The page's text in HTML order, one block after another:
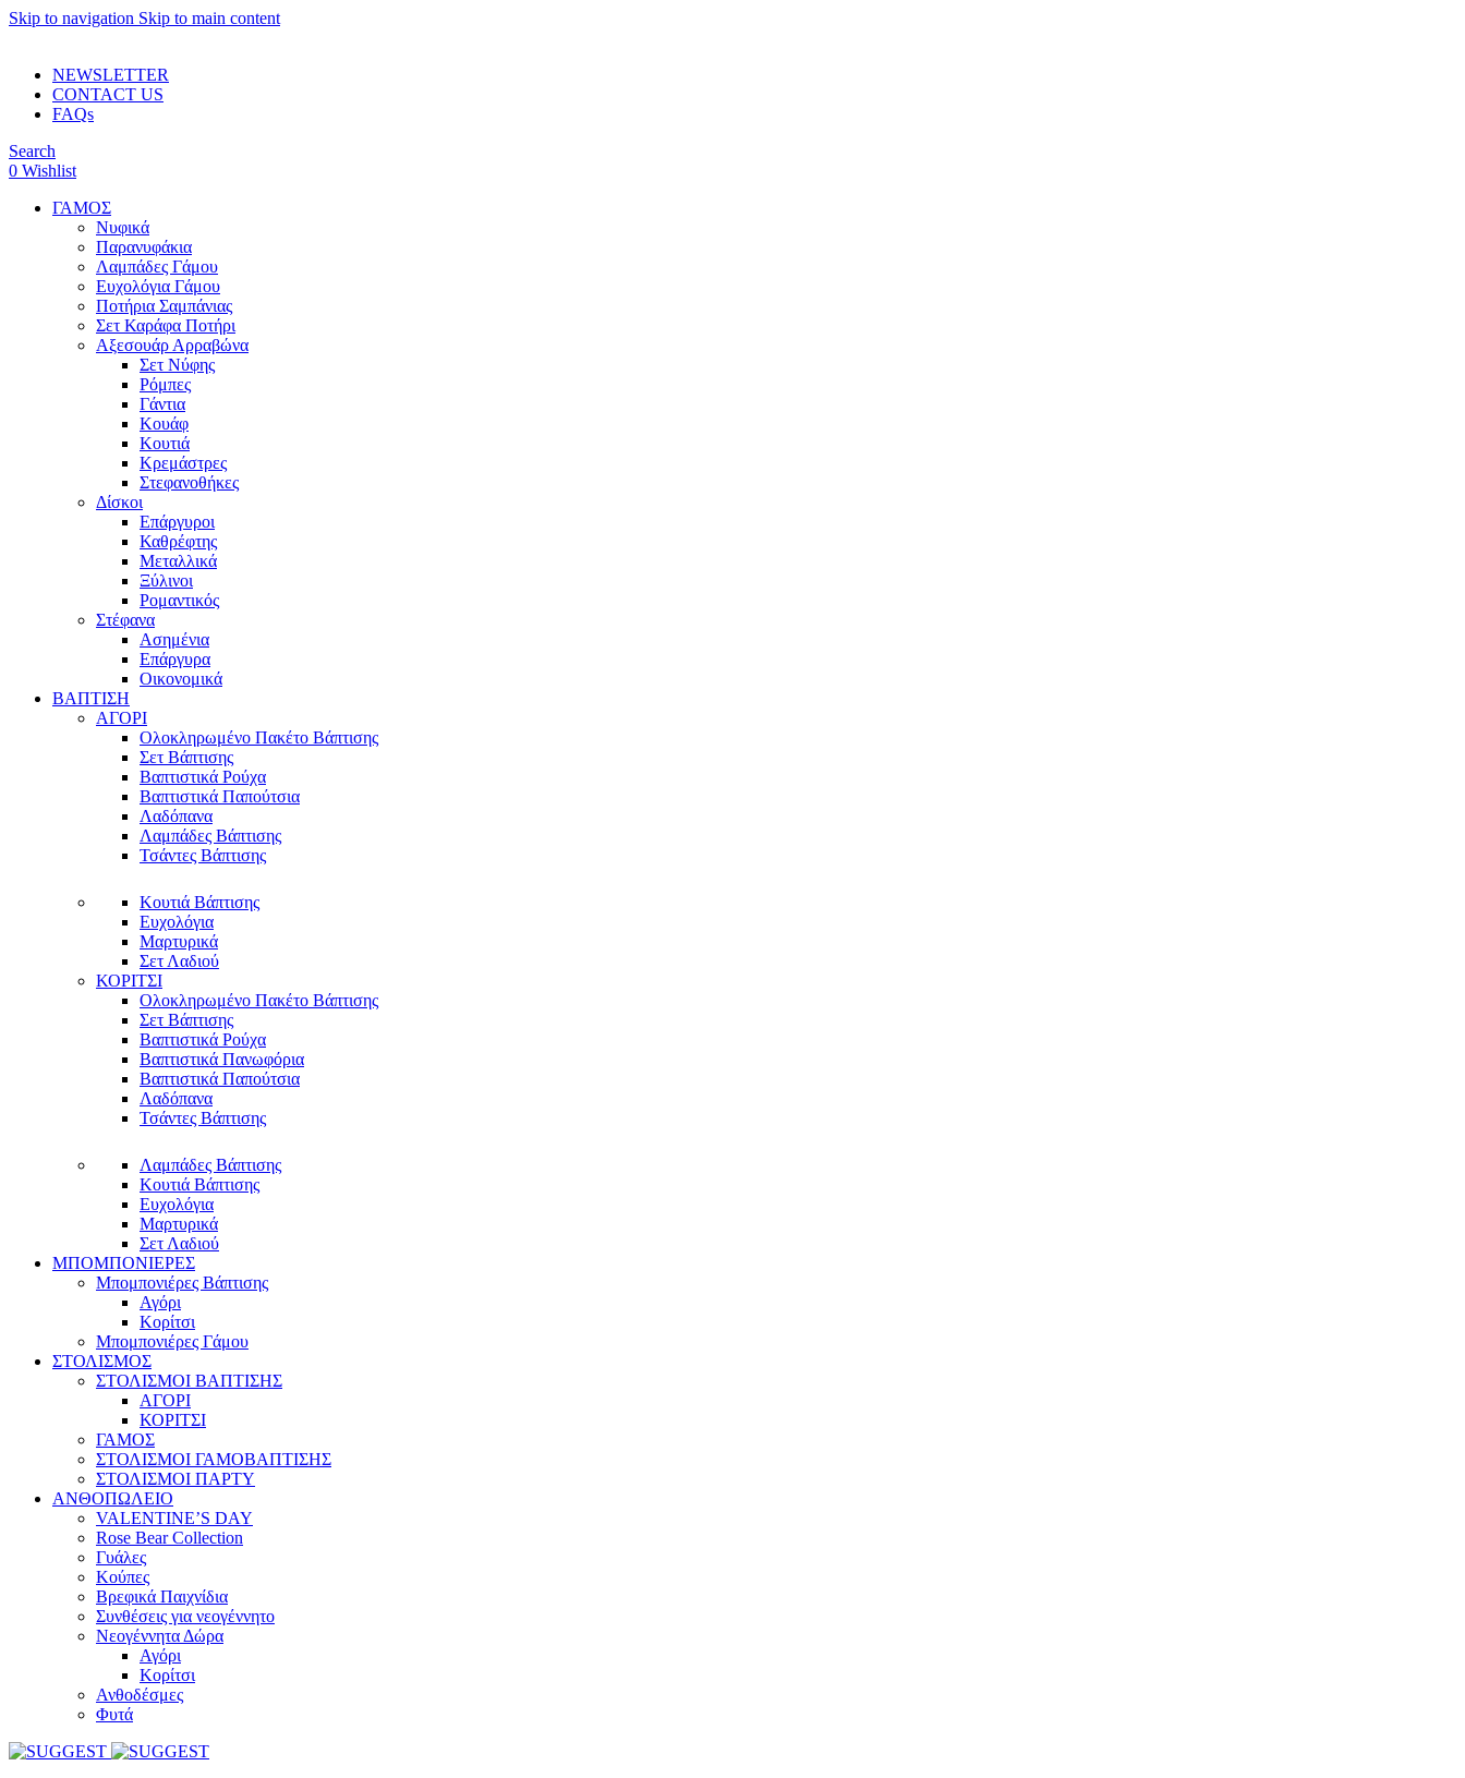
Skip to navigation Skip to main content
NEWSLETTER
CONTACT US
FAQs
Search
0 Wishlist
ΓΑΜΟΣ
Νυφικά
Παρανυφάκια
Λαμπάδες Γάμου
Ευχολόγια Γάμου
Ποτήρια Σαμπάνιας
Σετ Καράφα Ποτήρι
Αξεσουάρ Αρραβώνα
Σετ Νύφης
Ρόμπες
Γάντια
Κουάφ
Κουτιά
Κρεμάστρες
Στεφανοθήκες
Δίσκοι
Επάργυροι
Καθρέφτης
Μεταλλικά
Ξύλινοι
Ρομαντικός
Στέφανα
Ασημένια
Επάργυρα
Οικονομικά
ΒΑΠΤΙΣΗ
ΑΓΟΡΙ
Ολοκληρωμένο Πακέτο Βάπτισης
Σετ Βάπτισης
Βαπτιστικά Ρούχα
Βαπτιστικά Παπούτσια
Λαδόπανα
Λαμπάδες Βάπτισης
Τσάντες Βάπτισης
Κουτιά Βάπτισης
Ευχολόγια
Μαρτυρικά
Σετ Λαδιού
ΚΟΡΙΤΣΙ
Ολοκληρωμένο Πακέτο Βάπτισης
Σετ Βάπτισης
Βαπτιστικά Ρούχα
Βαπτιστικά Πανωφόρια
Βαπτιστικά Παπούτσια
Λαδόπανα
Τσάντες Βάπτισης
Λαμπάδες Βάπτισης
Κουτιά Βάπτισης
Ευχολόγια
Μαρτυρικά
Σετ Λαδιού
ΜΠΟΜΠΟΝΙΕΡΕΣ
Μπομπονιέρες Βάπτισης
Αγόρι
Κορίτσι
Μπομπονιέρες Γάμου
ΣΤΟΛΙΣΜΟΣ
ΣΤΟΛΙΣΜΟΙ ΒΑΠΤΙΣΗΣ
ΑΓΟΡΙ
ΚΟΡΙΤΣΙ
ΓΑΜΟΣ
ΣΤΟΛΙΣΜΟΙ ΓΑΜΟΒΑΠΤΙΣΗΣ
ΣΤΟΛΙΣΜΟΙ ΠΑΡΤΥ
ΑΝΘΟΠΩΛΕΙΟ
VALENTINE’S DAY
Rose Bear Collection
Γυάλες
Κούπες
Βρεφικά Παιχνίδια
Συνθέσεις για νεογέννητο
Νεογέννητα Δώρα
Αγόρι
Κορίτσι
Ανθοδέσμες
Φυτά